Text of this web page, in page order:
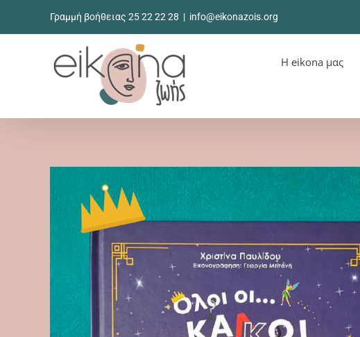
περιεχόμενο
Γραμμή βοήθειας 25 22 22 28 | info@eikonazois.org
Η eikona μας